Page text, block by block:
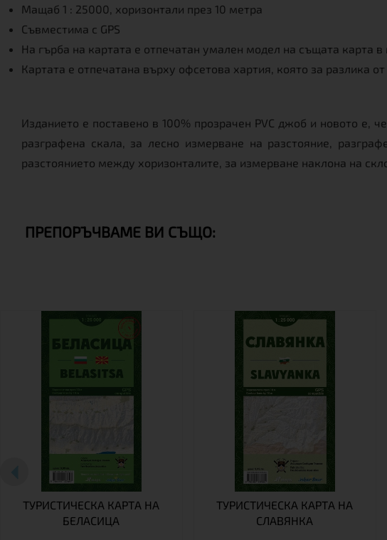
Мащаб 1 : 25000, хоризонтали през 10 метра
Съвместима с GPS
На гърба на картата е отпечатан умален модел на същата карта
Картата е отпечатана върху офсетова хартия, която за разлика
Изданието е поставено в 100% прозрачен PVC джоб и новото е,
разграфена скала, за лесно измерване на разстояние,
разстоянието между хоризонталите, за измерване наклона на
ПРЕПОРЪЧВАМЕ ВИ СЪЩО:
ТУРИСТИЧЕСКА КАРТА НА
БЕЛАСИЦА
ТУРИСТИЧЕСКА КАРТА НА
СЛАВЯНКА